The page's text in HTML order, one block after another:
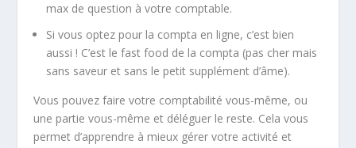
max de question à votre comptable.
Si vous optez pour la compta en ligne, c’est bien
aussi ! C’est le fast food de la compta (pas cher mais
sans saveur et sans le petit supplément d’âme).
Vous pouvez faire votre comptabilité vous-même, ou
une partie vous-même et déléguer le reste. Cela vous
permet d’apprendre à mieux gérer votre activité et